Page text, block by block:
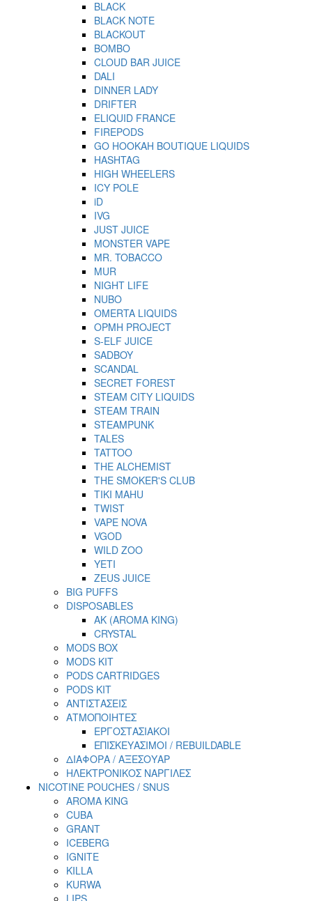
BLACK
BLACK NOTE
BLACKOUT
BOMBO
CLOUD BAR JUICE
DALI
DINNER LADY
DRIFTER
ELIQUID FRANCE
FIREPODS
GO HOOKAH BOUTIQUE LIQUIDS
HASHTAG
HIGH WHEELERS
ICY POLE
iD
IVG
JUST JUICE
MONSTER VAPE
MR. TOBACCO
MUR
NIGHT LIFE
NUBO
OMERTA LIQUIDS
OPMH PROJECT
S-ELF JUICE
SADBOY
SCANDAL
SECRET FOREST
STEAM CITY LIQUIDS
STEAM TRAIN
STEAMPUNK
TALES
TATTOO
THE ALCHEMIST
THE SMOKER'S CLUB
TIKI MAHU
TWIST
VAPE NOVA
VGOD
WILD ZOO
YETI
ZEUS JUICE
BIG PUFFS
DISPOSABLES
AK (AROMA KING)
CRYSTAL
MODS BOX
MODS KIT
PODS CARTRIDGES
PODS KIT
ΑΝΤΙΣΤΑΣΕΙΣ
ΑΤΜΟΠΟΙΗΤΕΣ
ΕΡΓΟΣΤΑΣΙΑΚΟΙ
ΕΠΙΣΚΕΥΑΣΙΜΟΙ / REBUILDABLE
ΔΙΑΦΟΡΑ / ΑΞΕΣΟΥΑΡ
ΗΛΕΚΤΡΟΝΙΚΟΣ ΝΑΡΓΙΛΕΣ
NICOTINE POUCHES / SNUS
AROMA KING
CUBA
GRANT
ICEBERG
IGNITE
KILLA
KURWA
LIPS